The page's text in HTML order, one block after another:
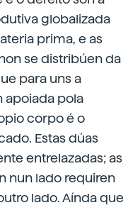
globalizada
prima, e as
se distribúen da
para uns a
apoiada pola
corpo é o
Estas dúas
entrelazadas; as
nun lado requiren
lado. Aínda que